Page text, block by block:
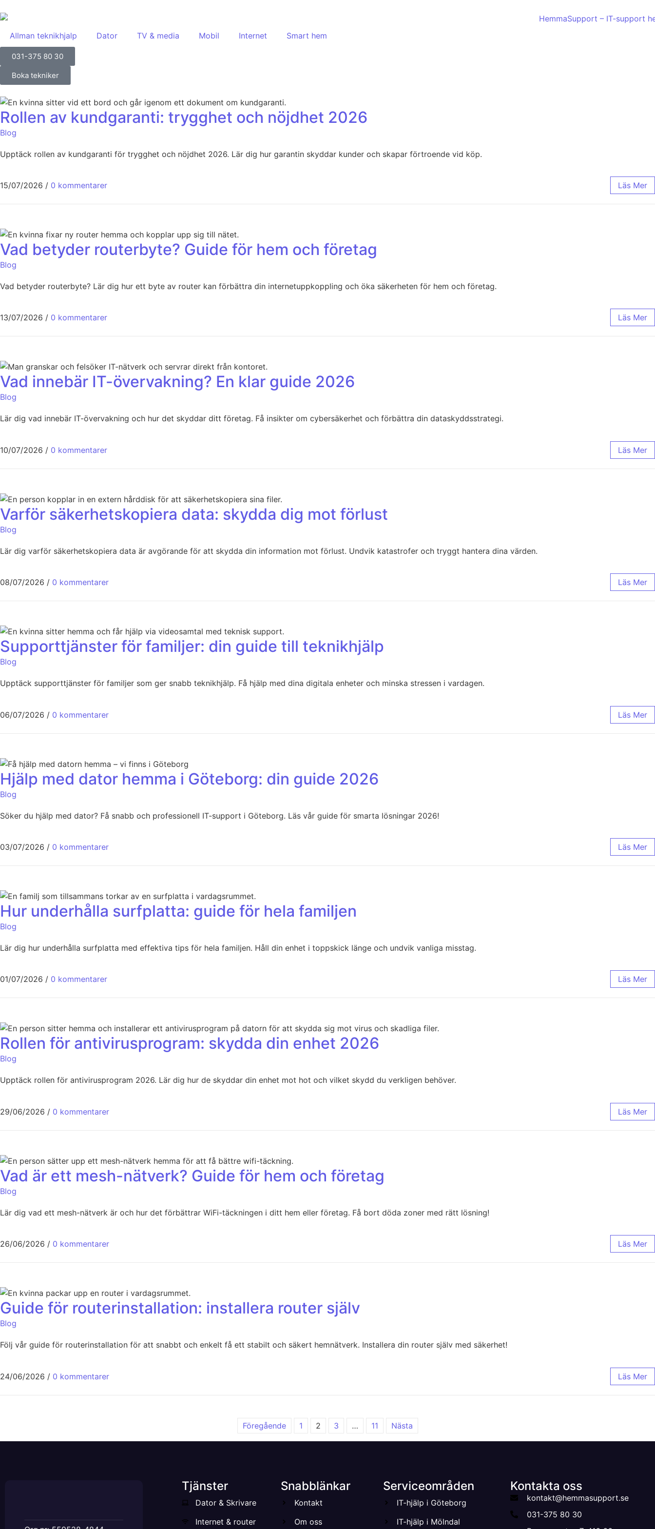
Allman teknikhjalp Dator TV & media Mobil Internet Smart hem
031-375 80 30
Boka tekniker
Rollen av kundgaranti: trygghet och nöjdhet 2026
Blog
Upptäck rollen av kundgaranti för trygghet och nöjdhet 2026. Lär dig hur garantin skyddar kunder och skapar förtroende vid köp.
15/07/2026 / 0 kommentarer Läs Mer
Vad betyder routerbyte? Guide för hem och företag
Blog
Vad betyder routerbyte? Lär dig hur ett byte av router kan förbättra din internetuppkoppling och öka säkerheten för hem och företag.
13/07/2026 / 0 kommentarer Läs Mer
Vad innebär IT-övervakning? En klar guide 2026
Blog
Lär dig vad innebär IT-övervakning och hur det skyddar ditt företag. Få insikter om cybersäkerhet och förbättra din dataskyddsstrategi.
10/07/2026 / 0 kommentarer Läs Mer
Varför säkerhetskopiera data: skydda dig mot förlust
Blog
Lär dig varför säkerhetskopiera data är avgörande för att skydda din information mot förlust. Undvik katastrofer och tryggt hantera dina värden.
08/07/2026 / 0 kommentarer Läs Mer
Supporttjänster för familjer: din guide till teknikhjälp
Blog
Upptäck supporttjänster för familjer som ger snabb teknikhjälp. Få hjälp med dina digitala enheter och minska stressen i vardagen.
06/07/2026 / 0 kommentarer Läs Mer
Hjälp med dator hemma i Göteborg: din guide 2026
Blog
Söker du hjälp med dator? Få snabb och professionell IT-support i Göteborg. Läs vår guide för smarta lösningar 2026!
03/07/2026 / 0 kommentarer Läs Mer
Hur underhålla surfplatta: guide för hela familjen
Blog
Lär dig hur underhålla surfplatta med effektiva tips för hela familjen. Håll din enhet i toppskick länge och undvik vanliga misstag.
01/07/2026 / 0 kommentarer Läs Mer
Rollen för antivirusprogram: skydda din enhet 2026
Blog
Upptäck rollen för antivirusprogram 2026. Lär dig hur de skyddar din enhet mot hot och vilket skydd du verkligen behöver.
29/06/2026 / 0 kommentarer Läs Mer
Vad är ett mesh-nätverk? Guide för hem och företag
Blog
Lär dig vad ett mesh-nätverk är och hur det förbättrar WiFi-täckningen i ditt hem eller företag. Få bort döda zoner med rätt lösning!
26/06/2026 / 0 kommentarer Läs Mer
Guide för routerinstallation: installera router själv
Blog
Följ vår guide för routerinstallation för att snabbt och enkelt få ett stabilt och säkert hemnätverk. Installera din router själv med säkerhet!
24/06/2026 / 0 kommentarer Läs Mer
Föregående 1 2 3 … 11 Nästa
Tjänster
Dator & Skrivare
Internet & router
Snabblänkar
Kontakt
Om oss
Serviceområden
IT-hjälp i Göteborg
IT-hjälp i Mölndal
Kontakta oss
kontakt@hemmasupport.se
031-375 80 30